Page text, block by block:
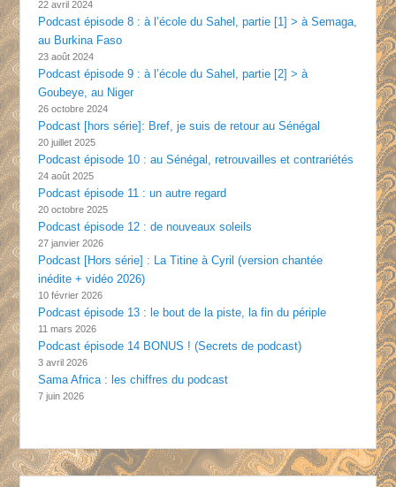
22 avril 2024
Podcast épisode 8 : à l’école du Sahel, partie [1] > à Semaga,
au Burkina Faso
23 août 2024
Podcast épisode 9 : à l’école du Sahel, partie [2] > à
Goubeye, au Niger
26 octobre 2024
Podcast [hors série]: Bref, je suis de retour au Sénégal
20 juillet 2025
Podcast épisode 10 : au Sénégal, retrouvailles et contrariétés
24 août 2025
Podcast épisode 11 : un autre regard
20 octobre 2025
Podcast épisode 12 : de nouveaux soleils
27 janvier 2026
Podcast [Hors série] : La Titine à Cyril (version chantée
inédite + vidéo 2026)
10 février 2026
Podcast épisode 13 : le bout de la piste, la fin du périple
11 mars 2026
Podcast épisode 14 BONUS ! (Secrets de podcast)
3 avril 2026
Sama Africa : les chiffres du podcast
7 juin 2026